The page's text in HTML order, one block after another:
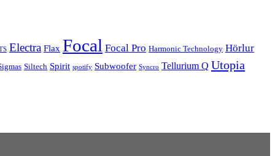
Electra Flax Focal Focal Pro Harmonic Technology Hörlur
Siltech Spirit spotify Subwoofer Syncro Tellurium Q Utopia